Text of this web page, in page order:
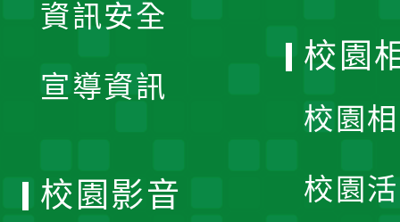
資訊安全
宣導資訊
校園
校園
校園
校園影音